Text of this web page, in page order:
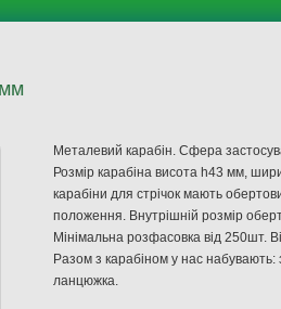
Металевий карабін. Сфера
Розмір карабіна висота h43 мм,
карабіни для стрічок мають
положення. Внутрішній розмір
Мінімальна розфасовка від 250шт.
Разом з карабіном у нас набувають:
ланцюжка.